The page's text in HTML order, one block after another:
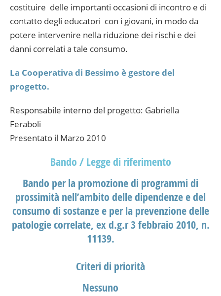
costituire delle importanti occasioni di incontro e di
contatto degli educatori con i giovani, in modo da
potere intervenire nella riduzione dei rischi e dei
danni correlati a tale consumo.
La Cooperativa di Bessimo è gestore del
progetto.
Responsabile interno del progetto: Gabriella
Feraboli
Presentato il Marzo 2010
Bando / Legge di riferimento
Bando per la promozione di programmi di
prossimità nell’ambito delle dipendenze e del
consumo di sostanze e per la prevenzione delle
patologie correlate, ex d.g.r 3 febbraio 2010, n.
11139.
Criteri di priorità
Nessuno